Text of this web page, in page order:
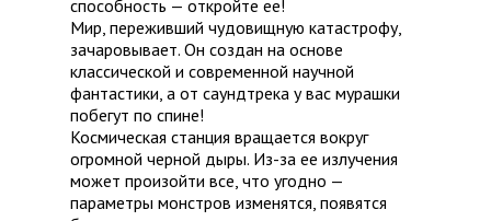
способность — откройте ее!
Мир, переживший чудовищную катастрофу,
зачаровывает. Он создан на основе
классической и современной научной
фантастики, а от саундтрека у вас мурашки
побегут по спине!
Космическая станция вращается вокруг
огромной черной дыры. Из-за ее излучения
может произойти все, что угодно —
параметры монстров изменятся, появятся